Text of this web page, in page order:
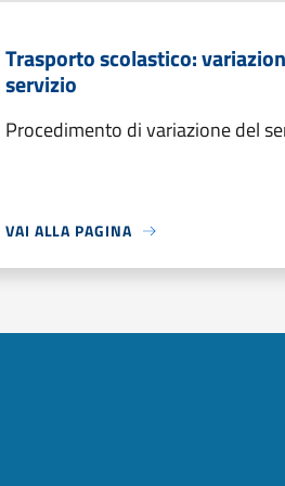
Trasporto scolastico:
servizio
Procedimento di variazione del
VAI ALLA PAGINA